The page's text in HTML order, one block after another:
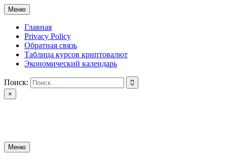
Перейти
к
содержимому
Меню
Главная
Privacy Policy
Обратная связь
Таблица курсов криптовалют
Экономический календарь
Поиск:
×
Меню